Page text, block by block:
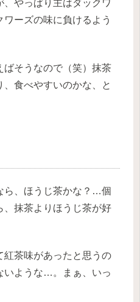
やっぱり主はダックワ
ーズの味に負けるよう
ばそうなので（笑）抹茶
食べやすいのかな、と
ら、ほうじ茶かな？…個
、抹茶よりほうじ茶が好
紅茶味があったと思うの
いような…。まぁ、いっ